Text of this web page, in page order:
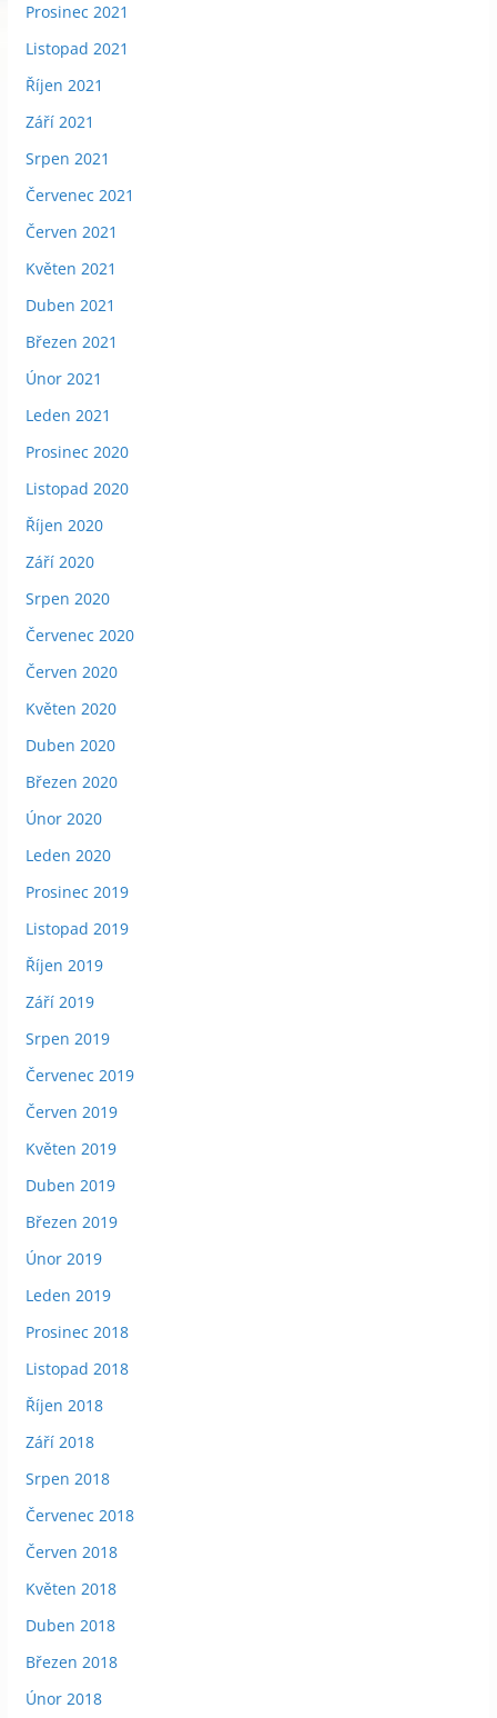
Prosinec 2021
Listopad 2021
Říjen 2021
Září 2021
Srpen 2021
Červenec 2021
Červen 2021
Květen 2021
Duben 2021
Březen 2021
Únor 2021
Leden 2021
Prosinec 2020
Listopad 2020
Říjen 2020
Září 2020
Srpen 2020
Červenec 2020
Červen 2020
Květen 2020
Duben 2020
Březen 2020
Únor 2020
Leden 2020
Prosinec 2019
Listopad 2019
Říjen 2019
Září 2019
Srpen 2019
Červenec 2019
Červen 2019
Květen 2019
Duben 2019
Březen 2019
Únor 2019
Leden 2019
Prosinec 2018
Listopad 2018
Říjen 2018
Září 2018
Srpen 2018
Červenec 2018
Červen 2018
Květen 2018
Duben 2018
Březen 2018
Únor 2018